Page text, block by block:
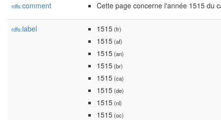
rdfs:comment Cette page concerne l'année 1515 du
rdfs:label 1515(fr)
1515(af)
1515(an)
1515(br)
1515(ca)
1515(de)
1515(nl)
1515(oc)